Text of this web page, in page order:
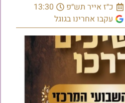
כ״ז אייר תש״פ
13:30
עקבו אחרינו בגוגל